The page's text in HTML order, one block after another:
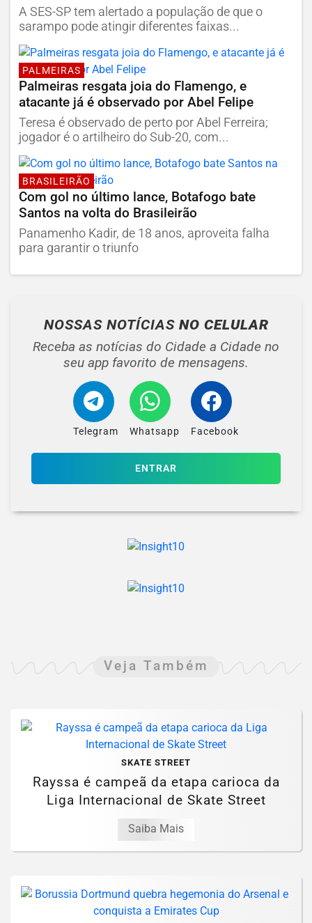
A SES-SP tem alertado a população de que o
sarampo pode atingir diferentes faixas...
PALMEIRAS
Palmeiras resgata joia do Flamengo, e
atacante já é observado por Abel Felipe
Teresa é observado de perto por Abel Ferreira;
jogador é o artilheiro do Sub-20, com...
BRASILEIRÃO
Com gol no último lance, Botafogo bate
Santos na volta do Brasileirão
Panamenho Kadir, de 18 anos, aproveita falha
para garantir o triunfo
NOSSAS NOTÍCIAS NO CELULAR
Receba as notícias do Cidade a Cidade no
seu app favorito de mensagens.
Telegram Whatsapp Facebook
ENTRAR
Veja Também
SKATE STREET
Rayssa é campeã da etapa carioca da
Liga Internacional de Skate Street
Saiba Mais